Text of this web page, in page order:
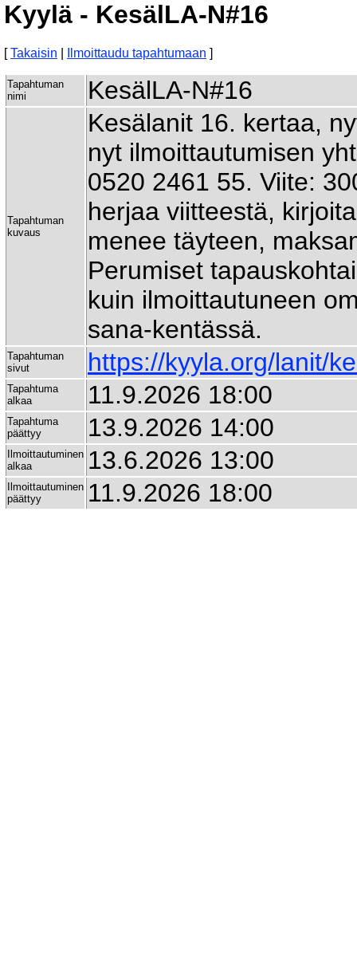
Kyylä - KesälLA-N#16
[Takaisin Ilmoittaudu tapahtumaan ]
Tapahtuman
nimi
KesälLA-N#16
Tapahtuman
kuvaus
Kesälanit 16. kertaa,
nyt ilmoittautumisen
0520 2461 55. Viite:
herjaa viitteestä,
menee täyteen,
Perumiset
kuin ilmoittautuneen
sana-kentässä.
Tapahtuman
sivut
https://kyyla.org/lanit/
Tapahtuma
alkaa
11.9.2026 18:00
Tapahtuma
päättyy
13.9.2026 14:00
Ilmoittautuminen
alkaa
13.6.2026 13:00
Ilmoittautuminen
päättyy
11.9.2026 18:00